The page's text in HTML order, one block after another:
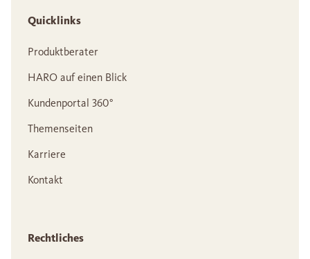
Quicklinks
Produktberater
HARO auf einen Blick
Kundenportal 360°
Themenseiten
Karriere
Kontakt
Rechtliches